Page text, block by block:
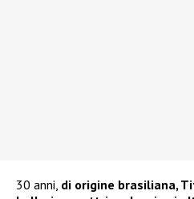
30 anni, di origine brasiliana,